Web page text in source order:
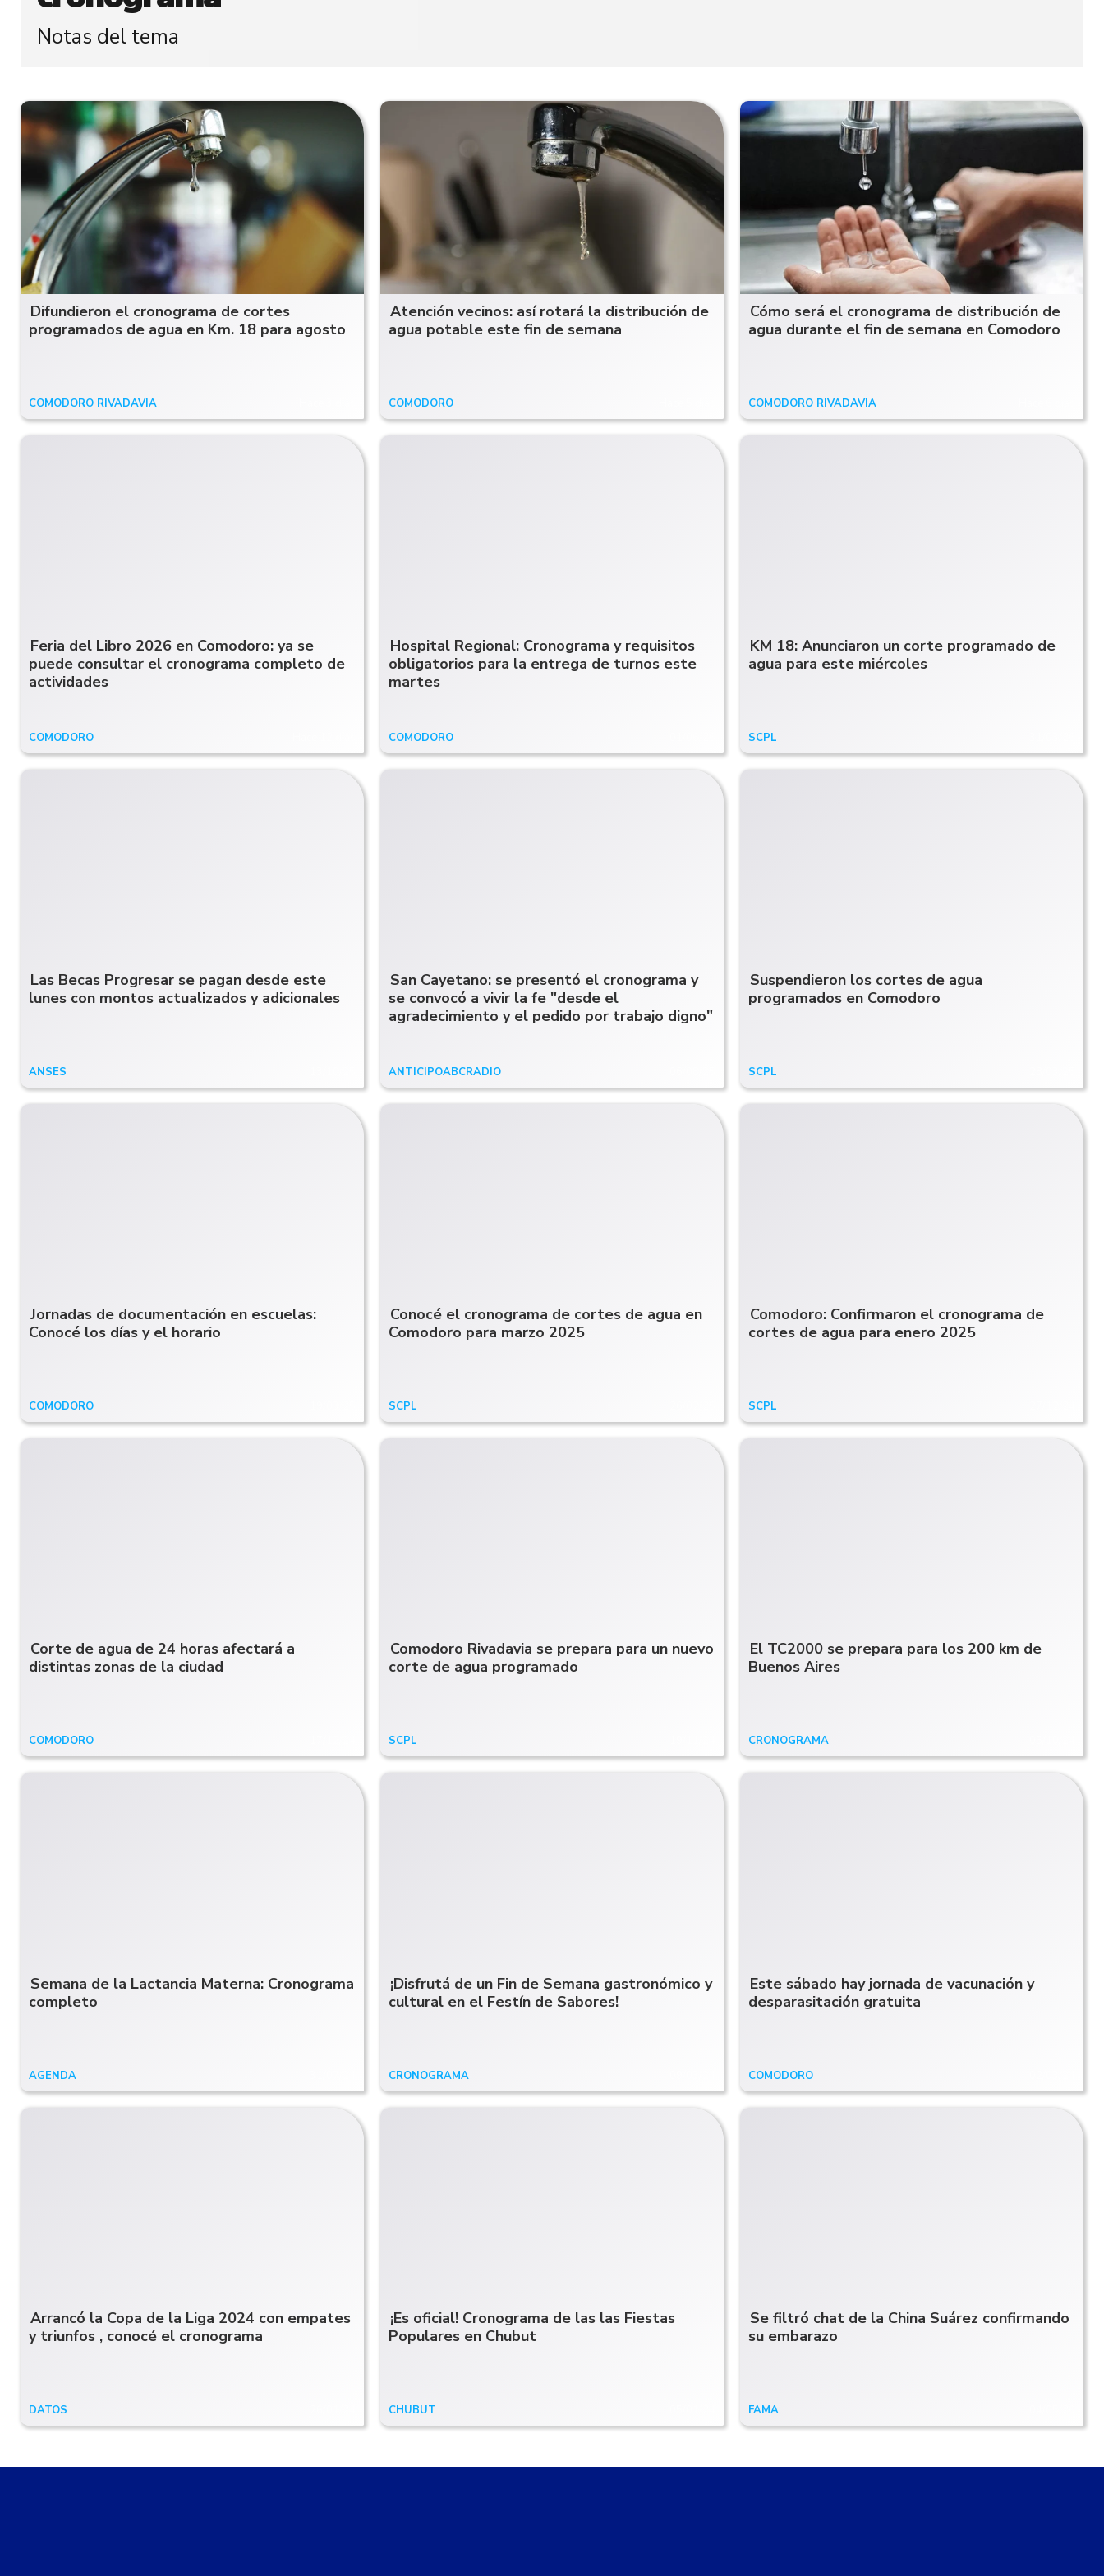
Notas del tema
Difundieron el cronograma de cortes
programados de agua en Km. 18 para agosto
COMODORO RIVADAVIA
Atención vecinos: así rotará la distribución de
agua potable este fin de semana
COMODORO
Cómo será el cronograma de distribución de
agua durante el fin de semana en Comodoro
COMODORO RIVADAVIA
Feria del Libro 2026 en Comodoro: ya se
puede consultar el cronograma completo de
actividades
COMODORO
Hospital Regional: Cronograma y requisitos
obligatorios para la entrega de turnos este
martes
COMODORO
KM 18: Anunciaron un corte programado de
agua para este miércoles
SCPL
Las Becas Progresar se pagan desde este
lunes con montos actualizados y adicionales
ANSES
San Cayetano: se presentó el cronograma y
se convocó a vivir la fe "desde el
agradecimiento y el pedido por trabajo digno"
ANTICIPOABCRADIO
Suspendieron los cortes de agua
programados en Comodoro
SCPL
Jornadas de documentación en escuelas:
Conocé los días y el horario
COMODORO
Conocé el cronograma de cortes de agua en
Comodoro para marzo 2025
SCPL
Comodoro: Confirmaron el cronograma de
cortes de agua para enero 2025
SCPL
Corte de agua de 24 horas afectará a
distintas zonas de la ciudad
COMODORO
Comodoro Rivadavia se prepara para un nuevo
corte de agua programado
SCPL
El TC2000 se prepara para los 200 km de
Buenos Aires
CRONOGRAMA
Semana de la Lactancia Materna: Cronograma
completo
AGENDA
¡Disfrutá de un Fin de Semana gastronómico y
cultural en el Festín de Sabores!
CRONOGRAMA
Este sábado hay jornada de vacunación y
desparasitación gratuita
COMODORO
Arrancó la Copa de la Liga 2024 con empates
y triunfos , conocé el cronograma
DATOS
¡Es oficial! Cronograma de las las Fiestas
Populares en Chubut
CHUBUT
Se filtró chat de la China Suárez confirmando
su embarazo
FAMA